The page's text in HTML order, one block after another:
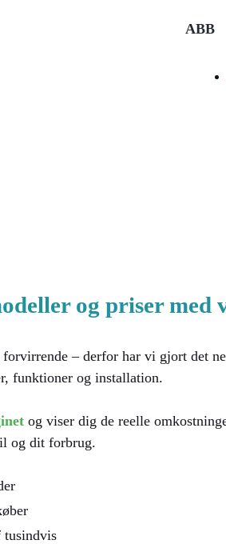
ABB
og priser med
– derfor har vi gjort det
funktioner og installation.
og viser dig de reelle
og dit forbrug.
tusindvis